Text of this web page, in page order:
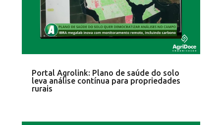
Portal Agrolink: Plano de saúde do solo
leva análise contínua para propriedades
rurais